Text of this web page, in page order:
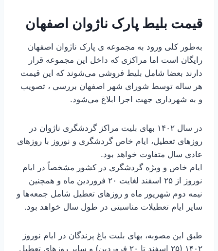
قیمت بلیط پارک ناژوان اصفهان
به‌طور کلی ورود به مجموعه ی پارک ناژوان اصفهان
رایگان است اما مراکزی که داخل این مجموعه قرار
دارند بعضا شامل بلیط فروشی می‌شوند که این قیمت
هر ساله توسط شورای شهر اصفهان بررسی ، تصویب
و به شهرداری جهت اجرا ابلاغ می‌شود.
در سال ۱۴۰۲ بهای بلیت مراکز گردشگری ناژوان در
روزهای تعطیل، ایام خاص گردشگری و نوروز با روزهای
عادی سال متفاوت خواهد بود.
ایام خاص و ویژه گردشگری در کشور مشخصاً در ایام
نوروز از ۲۵ اسفند لغایت ۲۰ فروردین ماه و همچنین
نیمه دوم شهریور ماه و روزهای تعطیل شامل جمعه‌ها و
سایر ایام تعطیلات مناسبتی در طول سال خواهد بود.
طبق این مصوبه، بهای بلیت باغ پرندگان در ایام نوروز
۱۴۰۲ (۲۵ اسفند تا ۲۰ فروردین) و سایر روزهای تعطیل